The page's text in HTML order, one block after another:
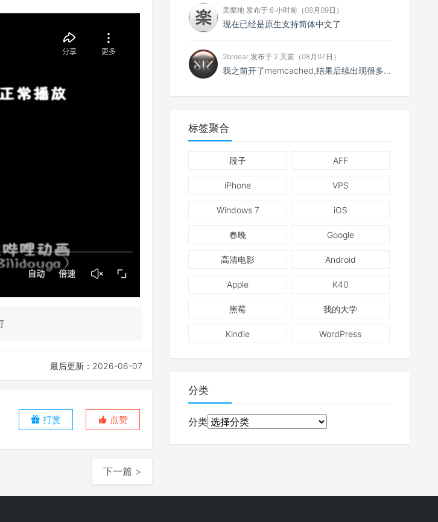
最后更新：2026-06-07
打赏 点赞
下一篇 >
美樂地 发布于 6 小时前（08月09日）
现在已经是原生支持简体中文了
2broear 发布于 2 天前（08月07日）
我之前开了memcached,结果后续出现很多问题找不到原因,结果发现是缓存😂..
标签聚合
段子 AFF
iPhone VPS
Windows 7 iOS
春晚 Google
高清电影 Android
Apple K40
黑莓 我的大学
Kindle WordPress
分类
分类